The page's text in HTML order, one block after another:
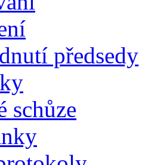
předsedy
schůze